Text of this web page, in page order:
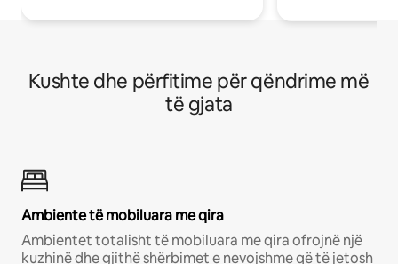
Kushte dhe përfitime për qëndrime më
të gjata
Ambiente të mobiluara me qira
Ambientet totalisht të mobiluara me qira ofrojnë një
kuzhinë dhe gjithë shërbimet e nevojshme që të jetosh